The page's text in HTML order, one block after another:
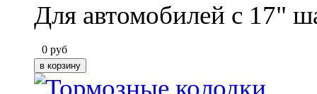
Для автомобилей с 17"
0 руб